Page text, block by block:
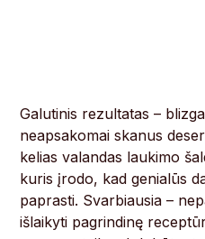
Galutinis rezultatas –
neapsakomai skanus
kelias valandas laukimo
kuris įrodo, kad genialūs
paprasti. Svarbiausia –
išlaikyti pagrindinę